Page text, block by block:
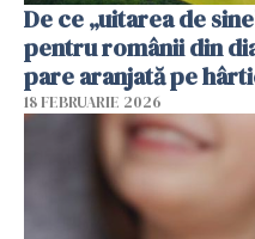
De ce „uitarea de
pentru românii din
pare aranjată pe
18 FEBRUARIE 2026